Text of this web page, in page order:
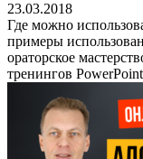
23.03.2018
Где можно
примеры
ораторское
тренингов